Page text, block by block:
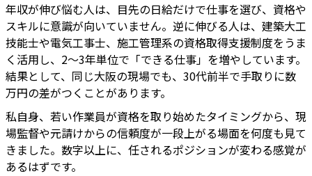
年収が伸び悩む人は、目先の日給だけで仕事を選び、資格や
スキルに意識が向いていません。逆に伸びる人は、建築大工
技能士や電気工事士、施工管理系の資格取得支援制度をうま
く活用し、2～3年単位で「できる仕事」を増やしています。
結果として、同じ大阪の現場でも、30代前半で手取りに数
万円の差がつくことがあります。
私自身、若い作業員が資格を取り始めたタイミングから、現
場監督や元請けからの信頼度が一段上がる場面を何度も見て
きました。数字以上に、任されるポジションが変わる感覚が
あるはずです。